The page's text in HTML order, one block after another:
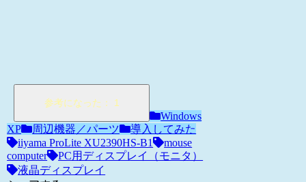
Windows
XP
周辺機器／パーツ
導入してみた
iiyama ProLite XU2390HS-B1
mouse
computer
PC用ディスプレイ（モニタ）
液晶ディスプレイ